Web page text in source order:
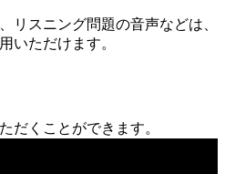
リスニング問題の音声などは、
いただけます。
だくことができます。